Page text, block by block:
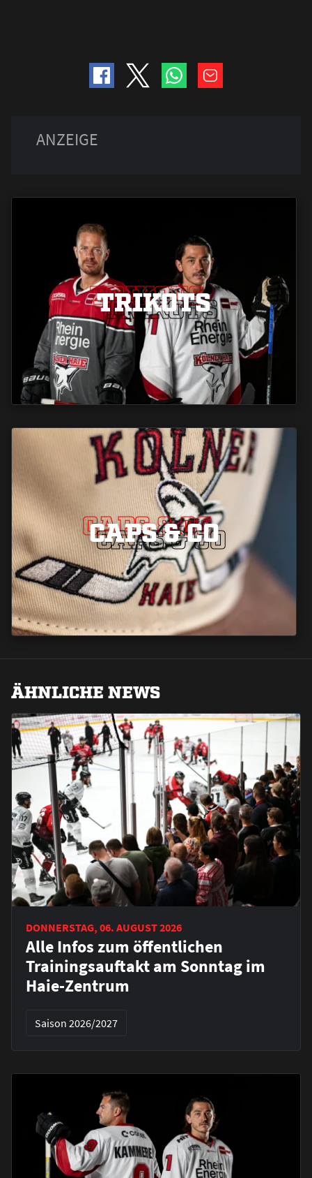
TRIKOTS
TRIKOTS
TRIKOTS
CAPS & CO
CAPS & CO
CAPS & CO
ÄHNLICHE NEWS
DONNERSTAG, 06. AUGUST 2026
Alle Infos zum öffentlichen
Trainingsauftakt am Sonntag im
Haie-Zentrum
Saison 2026/2027